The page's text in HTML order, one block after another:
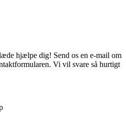
hjælpe dig! Send os en e-mail om
Vi vil svare så hurtigt